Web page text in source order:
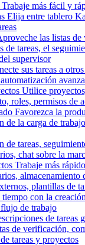
Trabaje más fácil y
Elija entre tablero
las listas
de tareas, el
supervisor
sus tareas a
Utilice
roles, permisos de
Favorezca la
de la carga de
de tareas,
chat sobre la
Trabaje más
almacenamiento
plantillas de
con la
de trabajo
de tareas
de verificación,
tareas y proyectos